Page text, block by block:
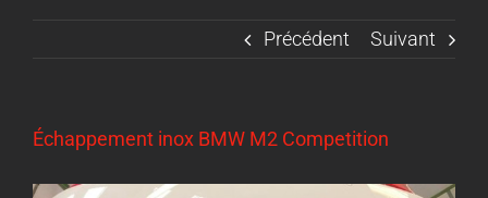
Précédent Suivant
Échappement inox BMW M2 Competition